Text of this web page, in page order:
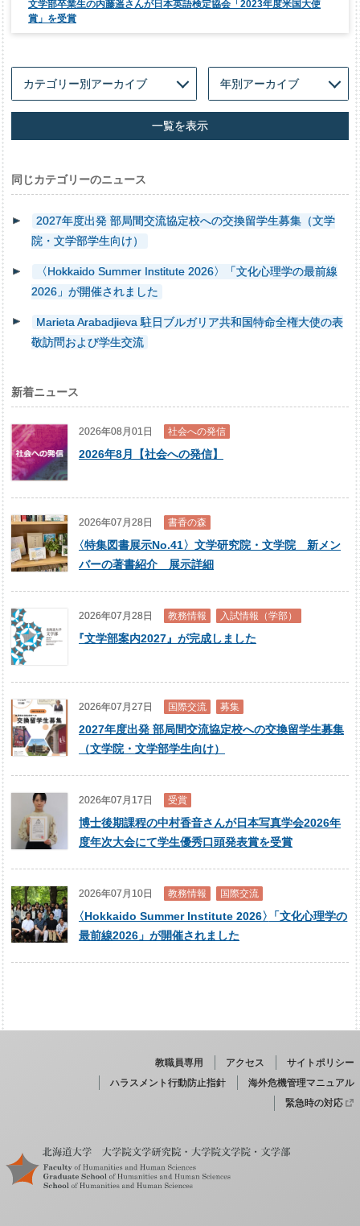
文学部卒業生の内藤遥さんが日本英語検定協会「2023年度米国大使
賞」を受賞
一覧を表示
同じカテゴリーのニュース
2027年度出発 部局間交流協定校への交換留学生募集（文学
院・文学部学生向け）
〈Hokkaido Summer Institute 2026〉「文化心理学の最前線
2026」が開催されました
Marieta Arabadjieva 駐日ブルガリア共和国特命全権大使の表
敬訪問および学生交流
新着ニュース
2026年08月01日 社会への発信
2026年8月【社会への発信】
2026年07月28日 書香の森
〈特集図書展示No.41〉文学研究院・文学院 新メン
バーの著書紹介 展示詳細
2026年07月28日 教務情報 入試情報（学部）
『文学部案内2027』が完成しました
2026年07月27日 国際交流 募集
2027年度出発 部局間交流協定校への交換留学生募集
（文学院・文学部学生向け）
2026年07月17日 受賞
博士後期課程の中村香音さんが日本写真学会2026年
度年次大会にて学生優秀口頭発表賞を受賞
2026年07月10日 教務情報 国際交流
〈Hokkaido Summer Institute 2026〉
「文化心理学の
最前線2026」が開催されました
教職員専用 アクセス
サイトポリシー
ハラスメント行動防止指針
海外危機管理マニュアル
緊急時の対応